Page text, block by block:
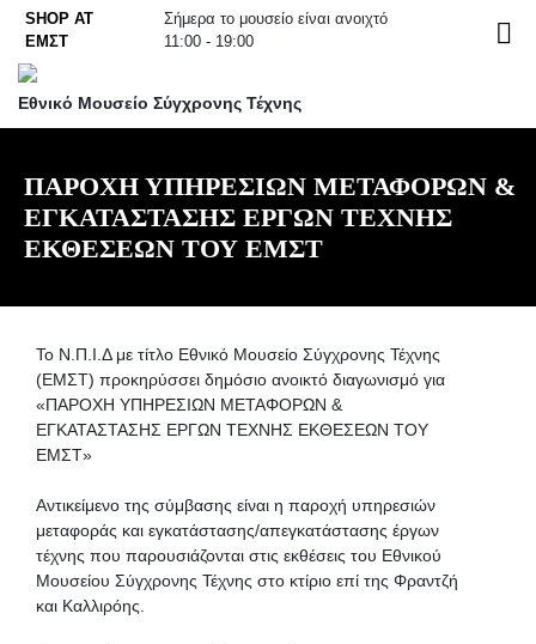
Skip
content
SHOP AT
ΕΜΣΤ
Σήμερα το μουσείο είναι ανοιχτό
11:00 - 19:00
EN
Εθνικό Μουσείο Σύγχρονης Τέχνης
ΠΑΡΟΧΗ ΥΠΗΡΕΣΙΩΝ ΜΕΤΑΦΟΡΩΝ &
ΕΓΚΑΤΑΣΤΑΣΗΣ ΕΡΓΩΝ ΤΕΧΝΗΣ
ΕΚΘΕΣΕΩΝ ΤΟΥ ΕΜΣΤ
To Ν.Π.Ι.Δ με τίτλο Εθνικό Μουσείο Σύγχρονης Τέχνης
(ΕΜΣΤ) προκηρύσσει δημόσιο ανοικτό διαγωνισμό για
«ΠΑΡΟΧΗ ΥΠΗΡΕΣΙΩΝ ΜΕΤΑΦΟΡΩΝ &
ΕΓΚΑΤΑΣΤΑΣΗΣ ΕΡΓΩΝ ΤΕΧΝΗΣ ΕΚΘΕΣΕΩΝ ΤΟΥ
ΕΜΣΤ»
Αντικείμενο της σύμβασης είναι η παροχή υπηρεσιών
μεταφοράς και εγκατάστασης/απεγκατάστασης έργων
τέχνης που παρουσιάζονται στις εκθέσεις του Εθνικού
Μουσείου Σύγχρονης Τέχνης στο κτίριο επί της Φραντζή
και Καλλιρόης.